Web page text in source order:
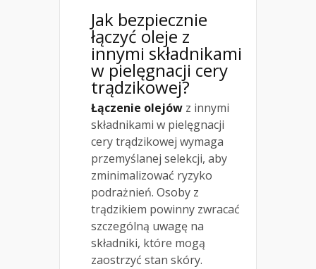
Jak bezpiecznie
łączyć oleje z
innymi składnikami
w pielęgnacji cery
trądzikowej?
Łączenie olejów z innymi
składnikami w pielęgnacji
cery trądzikowej wymaga
przemyślanej selekcji, aby
zminimalizować ryzyko
podrażnień. Osoby z
trądzikiem powinny zwracać
szczególną uwagę na
składniki, które mogą
zaostrzyć stan skóry.